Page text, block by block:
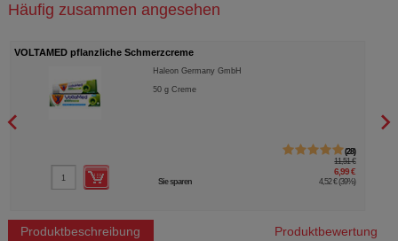
Häufig zusammen angesehen
VOLTAMED pflanzliche Schmerzcreme
Haleon Germany GmbH
50g Creme
28
11,51 €
6,99 €
Sie sparen 4,52 € (39%)
Produktbeschreibung Produktbewertung